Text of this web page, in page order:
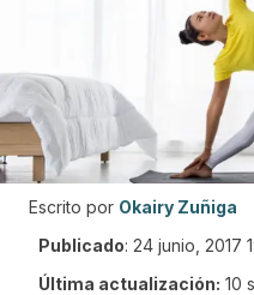
Escrito por Okairy Zuñiga
Publicado: 24 junio, 2017
Última actualización: 10